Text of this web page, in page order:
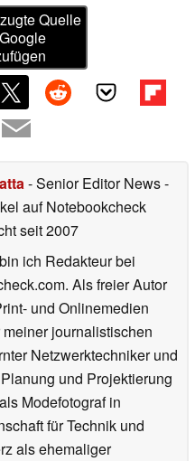
Quelle
- Senior Editor News-
auf Notebookcheck
seit 2007
ich Redakteur bei
Als freier Autor
und Onlinemedien
journalistischen
Netzwerktechniker und
und Projektierung
Modefotograf in
für Technik und
als ehemaliger